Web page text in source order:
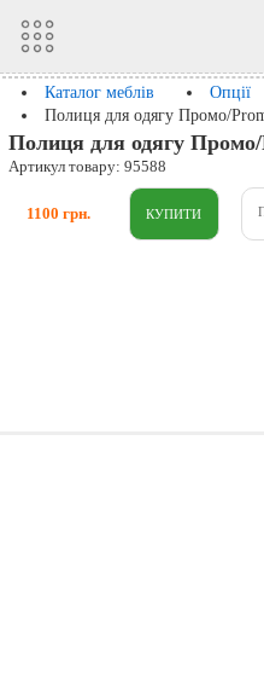
Каталог меблів Опції
Полиця для одягу Промо/
Полиця для одягу
Артикул товару: 95588
1100 грн.